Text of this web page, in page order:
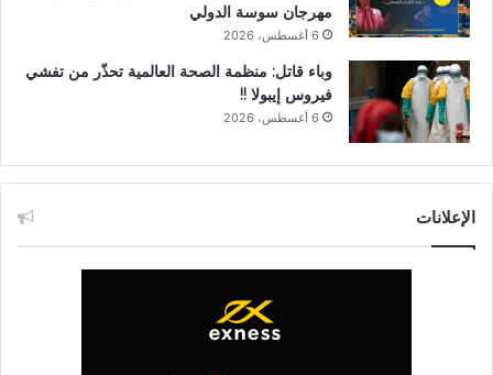
مهرجان سوسة الدولي
6 أغسطس، 2026
وباء قاتل: منظمة الصحة العالمية تحذّر من تفشي
فيروس إيبولا !!
6 أغسطس، 2026
الإعلانات